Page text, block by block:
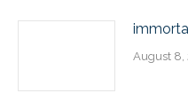
August 8,